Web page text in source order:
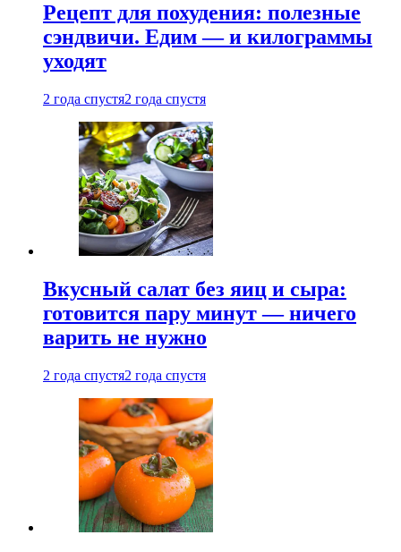
Рецепт для похудения: полезные
сэндвичи. Едим — и килограммы
уходят
2 года спустя2 года спустя
Вкусный салат без яиц и сыра:
готовится пару минут — ничего
варить не нужно
2 года спустя2 года спустя